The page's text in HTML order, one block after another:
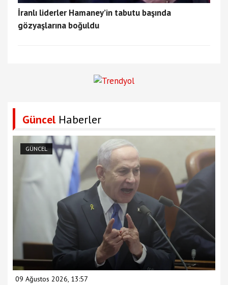
İranlı liderler Hamaney’in tabutu başında
gözyaşlarına boğuldu
GüncelHaberler
GÜNCEL
09 Ağustos 2026, 13:57